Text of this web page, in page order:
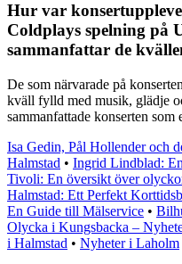
Hur var
Coldplays spelning på
sammanfattar de
De som närvarade på
kväll fylld med musik, glädje
sammanfattade konserten som
Isa Gedin, Pål Hollender och
Halmstad • Ingrid Lindblad:
Tivoli: En översikt över
Halmstad: Ett Perfekt
En Guide till Mälservice •
Olycka i Kungsbacka –
i Halmstad • Nyheter i Laholm